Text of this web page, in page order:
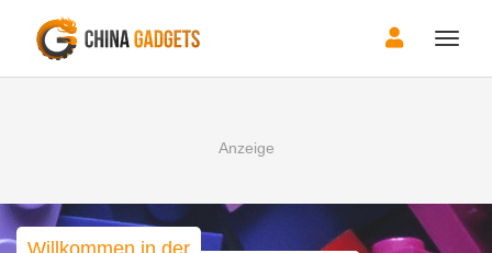
Toggle
Willkommen in der